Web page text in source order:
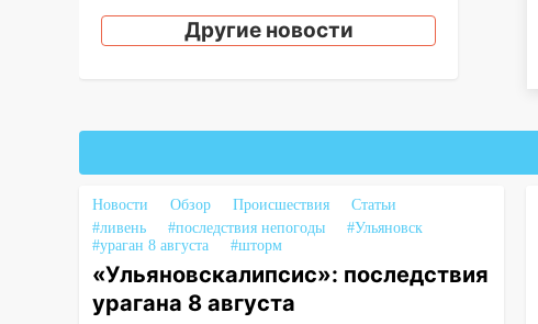
рассказали, как устраняют
последствия мощного шторма
рухнуло на дом на
13:47
мощным ветром вырвало
дерево с корнем
13:46 Сильный ветер сорвал
крышу с СТО на проспекте
Другие новости
Новости Обзор Происшествия
Статьи
#ливень
#последствия непогоды
#Ульяновск
#ураган 8 августа
#шторм
«Ульяновскалипсис»: последствия
урагана 8 августа